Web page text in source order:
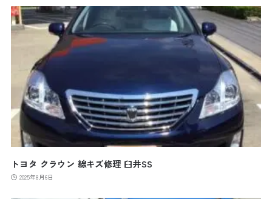
トヨタ クラウン 線キズ修理 臼井SS
2025年8月6日